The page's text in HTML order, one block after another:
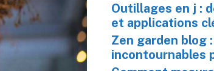
Outillages en j :
et applications
Zen garden blog
incontournables